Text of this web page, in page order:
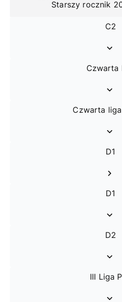
Starszy rocznik
C2
Czwarta
Czwarta
D1
D1
D2
III Liga